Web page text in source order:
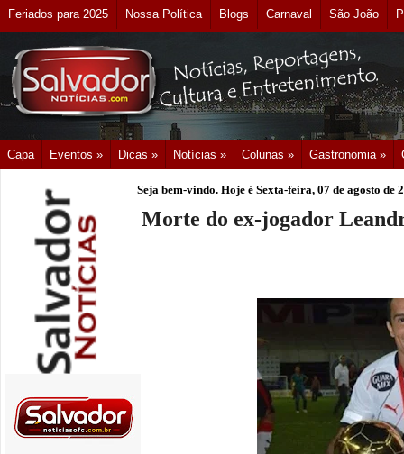
Feriados para 2025 Nossa Política Blogs Carnaval São João
Capa Eventos » Dicas » Notícias » Colunas » Gastronomia »
Seja bem-vindo. Hoje é Sexta-feira, 07 de agosto de
Morte do ex-jogador